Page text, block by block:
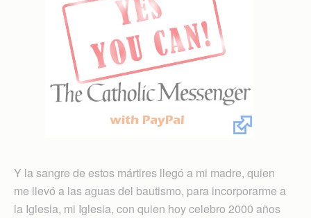
Y la sangre de estos mártires llegó a mi madre, quien
me llevó a las aguas del bautismo, para incorporarme a
la Iglesia, mi Iglesia, con quien hoy celebro 2000 años